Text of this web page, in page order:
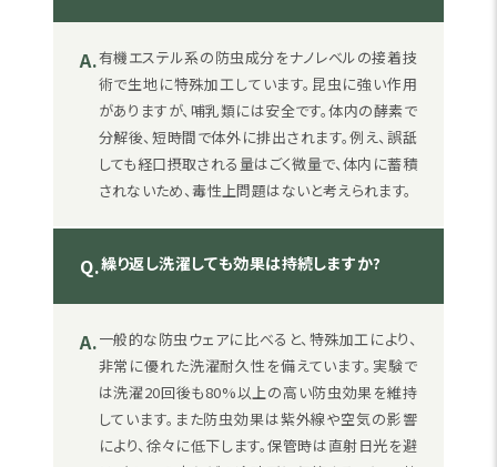
A.有機エステル系の防虫成分をナノレベルの接着技
術で生地に特殊加工しています。昆虫に強い作用
がありますが、哺乳類には安全です。体内の酵素で
分解後、短時間で体外に排出されます。例え、誤舐
しても経口摂取される量はごく微量で、体内に蓄積
されないため、毒性上問題はないと考えられます。
Q.繰り返し洗濯しても効果は持続しますか?
A.一般的な防虫ウェアに比べると、特殊加工により、
非常に優れた洗濯耐久性を備えています。実験で
は洗濯20回後も80%以上の高い防虫効果を維持
しています。また防虫効果は紫外線や空気の影響
により、徐々に低下します。保管時は直射日光を避